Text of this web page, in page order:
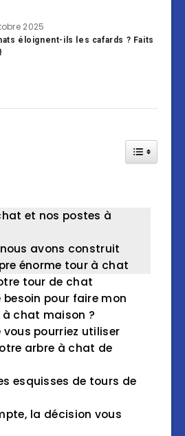
2025
éloignent-ils les cafards ? Faits
Toggle
et nos postes à
avons construit
énorme tour à chat
tour de chat
besoin pour faire mon
à chat maison ?
vous pourriez utiliser
arbre à chat de
esquisses de tours de
la décision vous